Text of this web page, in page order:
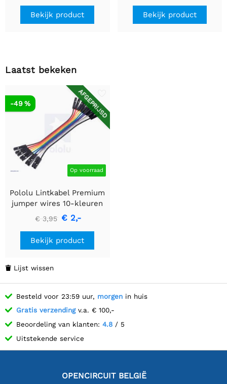
Bekijk product Bekijk product
Laatst bekeken
AFGEPRIJSD
Op voorraad
-49 %
Pololu Lintkabel Premium
jumper wires 10-kleuren
FF 6" (15 cm)
€ 3,95 € 2,-
Bekijk product
 Lijst wissen
Besteld voor 23:59 uur, morgen in huis
Gratis verzendingv.a. € 100,-
Beoordeling van klanten: 4.8 / 5
Uitstekende service
OPENCIRCUIT BELGIË